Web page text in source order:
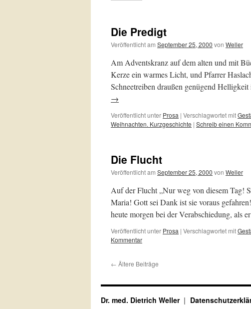
Die Predigt
Veröffentlicht am September 25, 2000 von Weller
Am Adventskranz auf dem alten und mit
Kerze ein warmes Licht, und Pfarrer
Schneetreiben draußen genügend
→
Veröffentlicht unter Prosa | Verschlagwortet mit
Weihnachten. Kurzgeschichte | Schreib einen
Die Flucht
Veröffentlicht am September 25, 2000 von Weller
Auf der Flucht „Nur weg von diesem Tag!
Maria! Gott sei Dank ist sie voraus
heute morgen bei der Verabschiedung, als
Veröffentlicht unter Prosa | Verschlagwortet mit
Kommentar
← Ältere Beiträge
Dr. med. Dietrich Weller